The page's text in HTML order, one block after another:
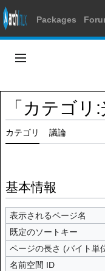
Packages
ス
キ
ッ
メインメニュー
「カテゴ
カテゴリ 議論
基本情報
表示されるページ名
既定のソートキー
ページの長さ (バイト単
名前空間 ID